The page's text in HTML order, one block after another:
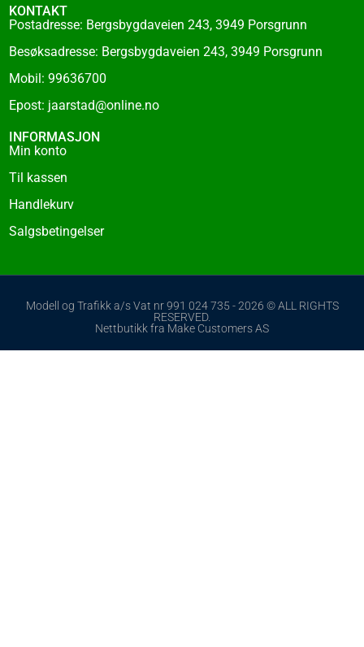
KONTAKT
Postadresse: Bergsbygdaveien 243, 3949 Porsgrunn
Besøksadresse: Bergsbygdaveien 243, 3949 Porsgrunn
Mobil: 99636700
Epost: jaarstad@online.no
INFORMASJON
Min konto
Til kassen
Handlekurv
Salgsbetingelser
Modell og Trafikk a/s Vat nr 991 024 735 - 2026 © ALL RIGHTS
RESERVED.
Nettbutikk fra Make Customers AS